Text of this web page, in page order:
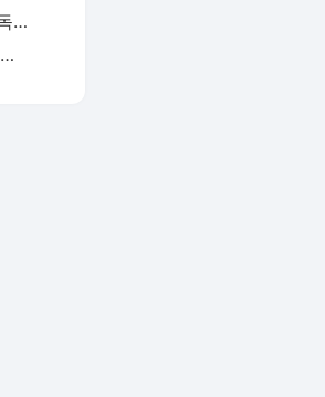
서예지, 12월 29일 데뷔 11년 만에 첫 단독 팬미팅 개최 [공식] - MK스포츠
양희은·양희경 자매, 오늘(4일) 모친상 - 스타투데이